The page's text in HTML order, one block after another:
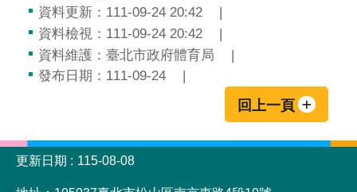
資料更新：111-09-24 20:42
資料檢視：111-09-24 20:42
資料維護：臺北市政府體育局
發布日期：111-09-24
回上一頁
:::
更新日期
115-08-08